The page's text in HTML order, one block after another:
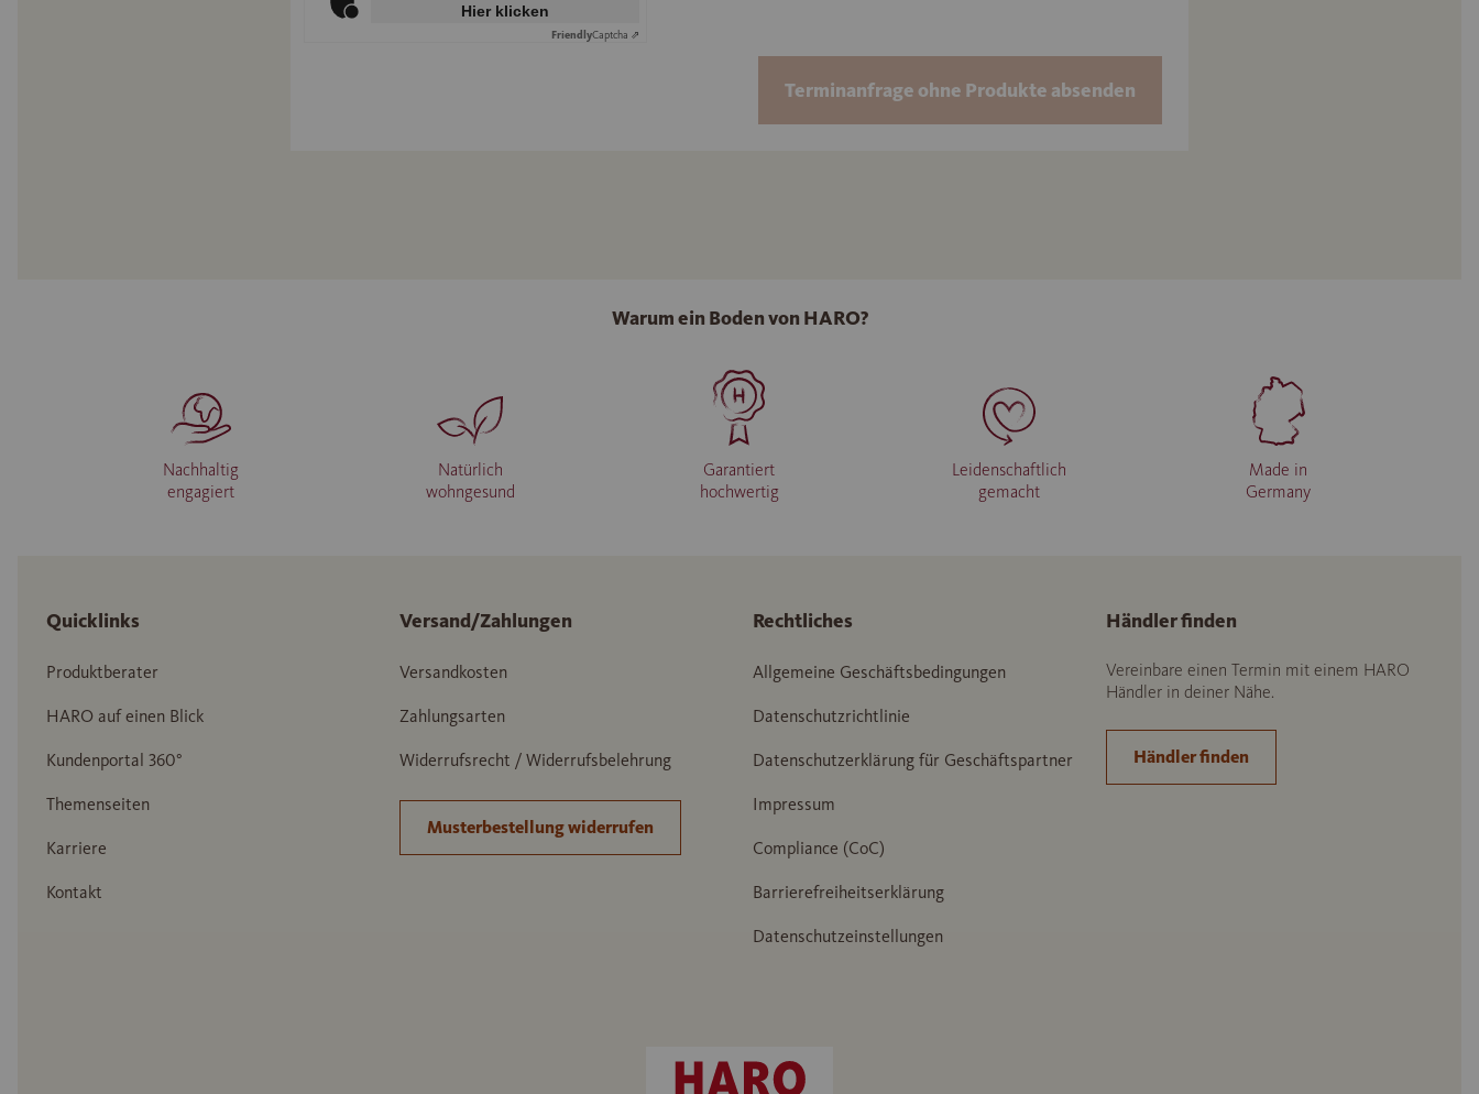
Hier klicken
FriendlyCaptcha ⇗
Terminanfrage ohne Produkte absenden
Warum ein Boden von HARO?
Nachhaltig
engagiert
Natürlich
wohngesund
Garantiert
hochwertig
Leidenschaftlich
gemacht
Made in
Germany
Quicklinks
Produktberater
HARO auf einen Blick
Kundenportal 360°
Themenseiten
Karriere
Kontakt
Versand/Zahlungen
Versandkosten
Zahlungsarten
Widerrufsrecht / Widerrufsbelehrung
Musterbestellung widerrufen
Rechtliches
Allgemeine Geschäftsbedingungen
Datenschutzrichtlinie
Datenschutzerklärung für Geschäftspartner
Impressum
Compliance (CoC)
Barrierefreiheitserklärung
Datenschutzeinstellungen
Händler finden
Vereinbare einen Termin mit einem HARO
Händler in deiner Nähe.
Händler finden